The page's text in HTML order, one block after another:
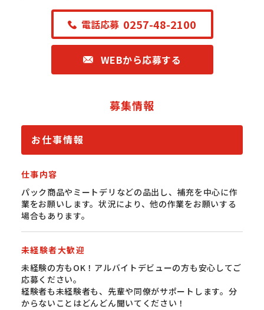
電話応募 0257-48-2100
WEBから応募する
募集情報
お仕事情報
仕事内容
パック商品やミートデリなどの品出し、補充を中心に作
業をお願いします。状況により、他の作業をお願いする
場合もあります。
未経験者大歓迎
未経験の方もOK！アルバイトデビューの方も安心してご
応募ください。
経験者も未経験者も、先輩や同僚がサポートします。分
からないことはどんどん聞いてください！